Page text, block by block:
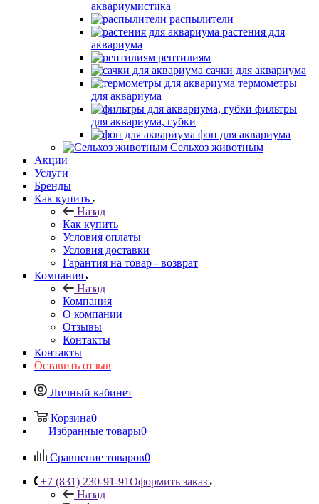
аквариумистика
распылители
растения для
аквариума
рептилиям
сачки для аквариума
термометры
для аквариума
фильтры
для аквариума, губки
фон для аквариума
Сельхоз животным
Акции
Услуги
Бренды
Как купить
Назад
Как купить
Условия оплаты
Условия доставки
Гарантия на товар - возврат
Компания
Назад
Компания
О компании
Отзывы
Контакты
Контакты
Оставить отзыв
Личный кабинет
Корзина0
Избранные товары0
Сравнение товаров0
+7 (831) 230-91-91Оформить заказ
Назад